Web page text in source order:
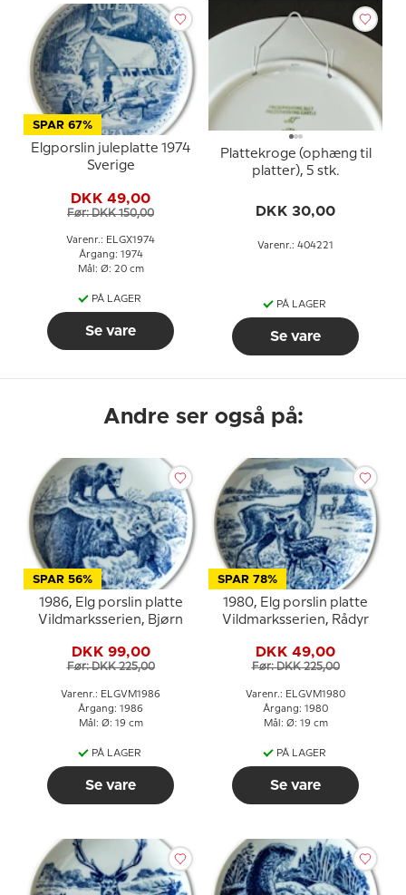
SPAR 67%
Elgporslin juleplatte 1974
Sverige
DKK 49,00
Før: DKK 150,00
Varenr.: ELGX1974
Årgang: 1974
Mål: Ø: 20 cm
PÅ LAGER
Se vare
Plattekroge (ophæng til
platter), 5 stk.
DKK 30,00
Varenr.: 404221
PÅ LAGER
Se vare
Andre ser også på:
SPAR 56%
1986, Elg porslin platte
Vildmarksserien, Bjørn
DKK 99,00
Før: DKK 225,00
Varenr.: ELGVM1986
Årgang: 1986
Mål: Ø: 19 cm
PÅ LAGER
Se vare
SPAR 78%
1980, Elg porslin platte
Vildmarksserien, Rådyr
DKK 49,00
Før: DKK 225,00
Varenr.: ELGVM1980
Årgang: 1980
Mål: Ø: 19 cm
PÅ LAGER
Se vare